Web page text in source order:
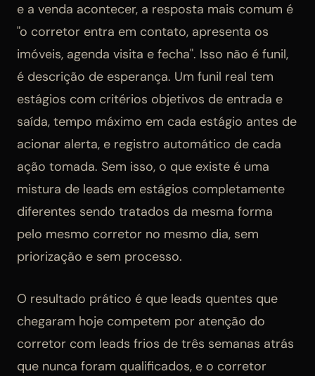
e a venda acontecer, a resposta mais comum é
"o corretor entra em contato, apresenta os
imóveis, agenda visita e fecha". Isso não é funil,
é descrição de esperança. Um funil real tem
estágios com critérios objetivos de entrada e
saída, tempo máximo em cada estágio antes de
acionar alerta, e registro automático de cada
ação tomada. Sem isso, o que existe é uma
mistura de leads em estágios completamente
diferentes sendo tratados da mesma forma
pelo mesmo corretor no mesmo dia, sem
priorização e sem processo.
O resultado prático é que leads quentes que
chegaram hoje competem por atenção do
corretor com leads frios de três semanas atrás
que nunca foram qualificados, e o corretor